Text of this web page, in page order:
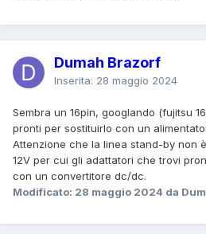
Dumah Brazorf
Inserita: 28 maggio 2024
Sembra un 16pin, googlando (fujitsu
pronti per sostituirlo con un
Attenzione che la linea stand-by non
12V per cui gli adattatori che trovi
con un convertitore dc/dc.
Modificato: 28 maggio 2024 da